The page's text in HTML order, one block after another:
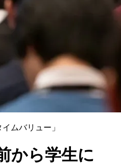
ムバリュー」
から学生に